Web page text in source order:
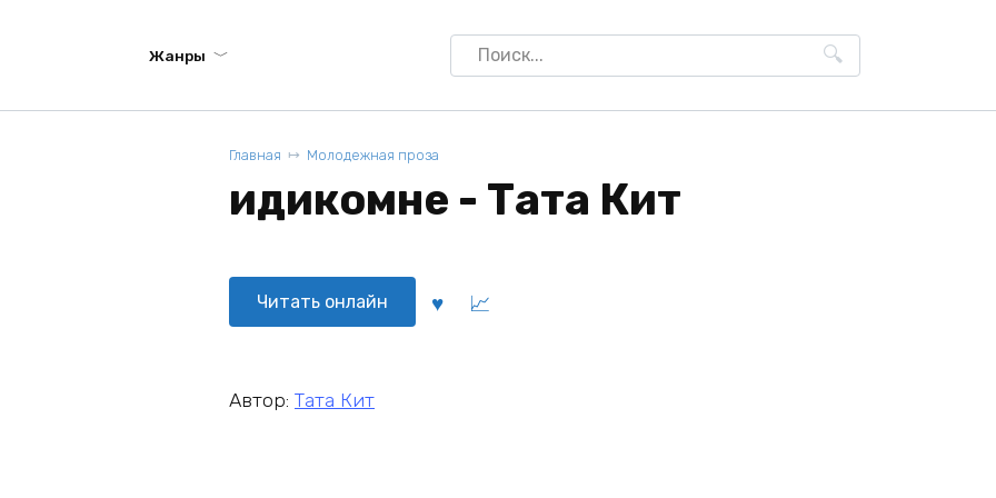
Жанры
Search
for:
Главная Молодежная проза
идикомне - Тата Кит
Читать онлайн
Автор: Тата Кит